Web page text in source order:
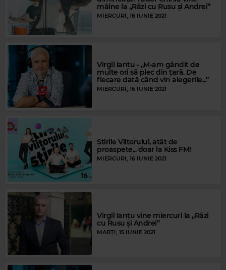
mâine la „Râzi cu Rusu și Andrei”
MIERCURI, 16 IUNIE 2021
Virgil Ianțu - „M-am gândit de
multe ori să plec din țară. De
fiecare dată când vin alegerile...”
MIERCURI, 16 IUNIE 2021
Știrile Viitorului, atât de
proaspete... doar la Kiss FM!
MIERCURI, 16 IUNIE 2021
Virgil Ianțu vine miercuri la „Râzi
cu Rusu și Andrei”
MARȚI, 15 IUNIE 2021